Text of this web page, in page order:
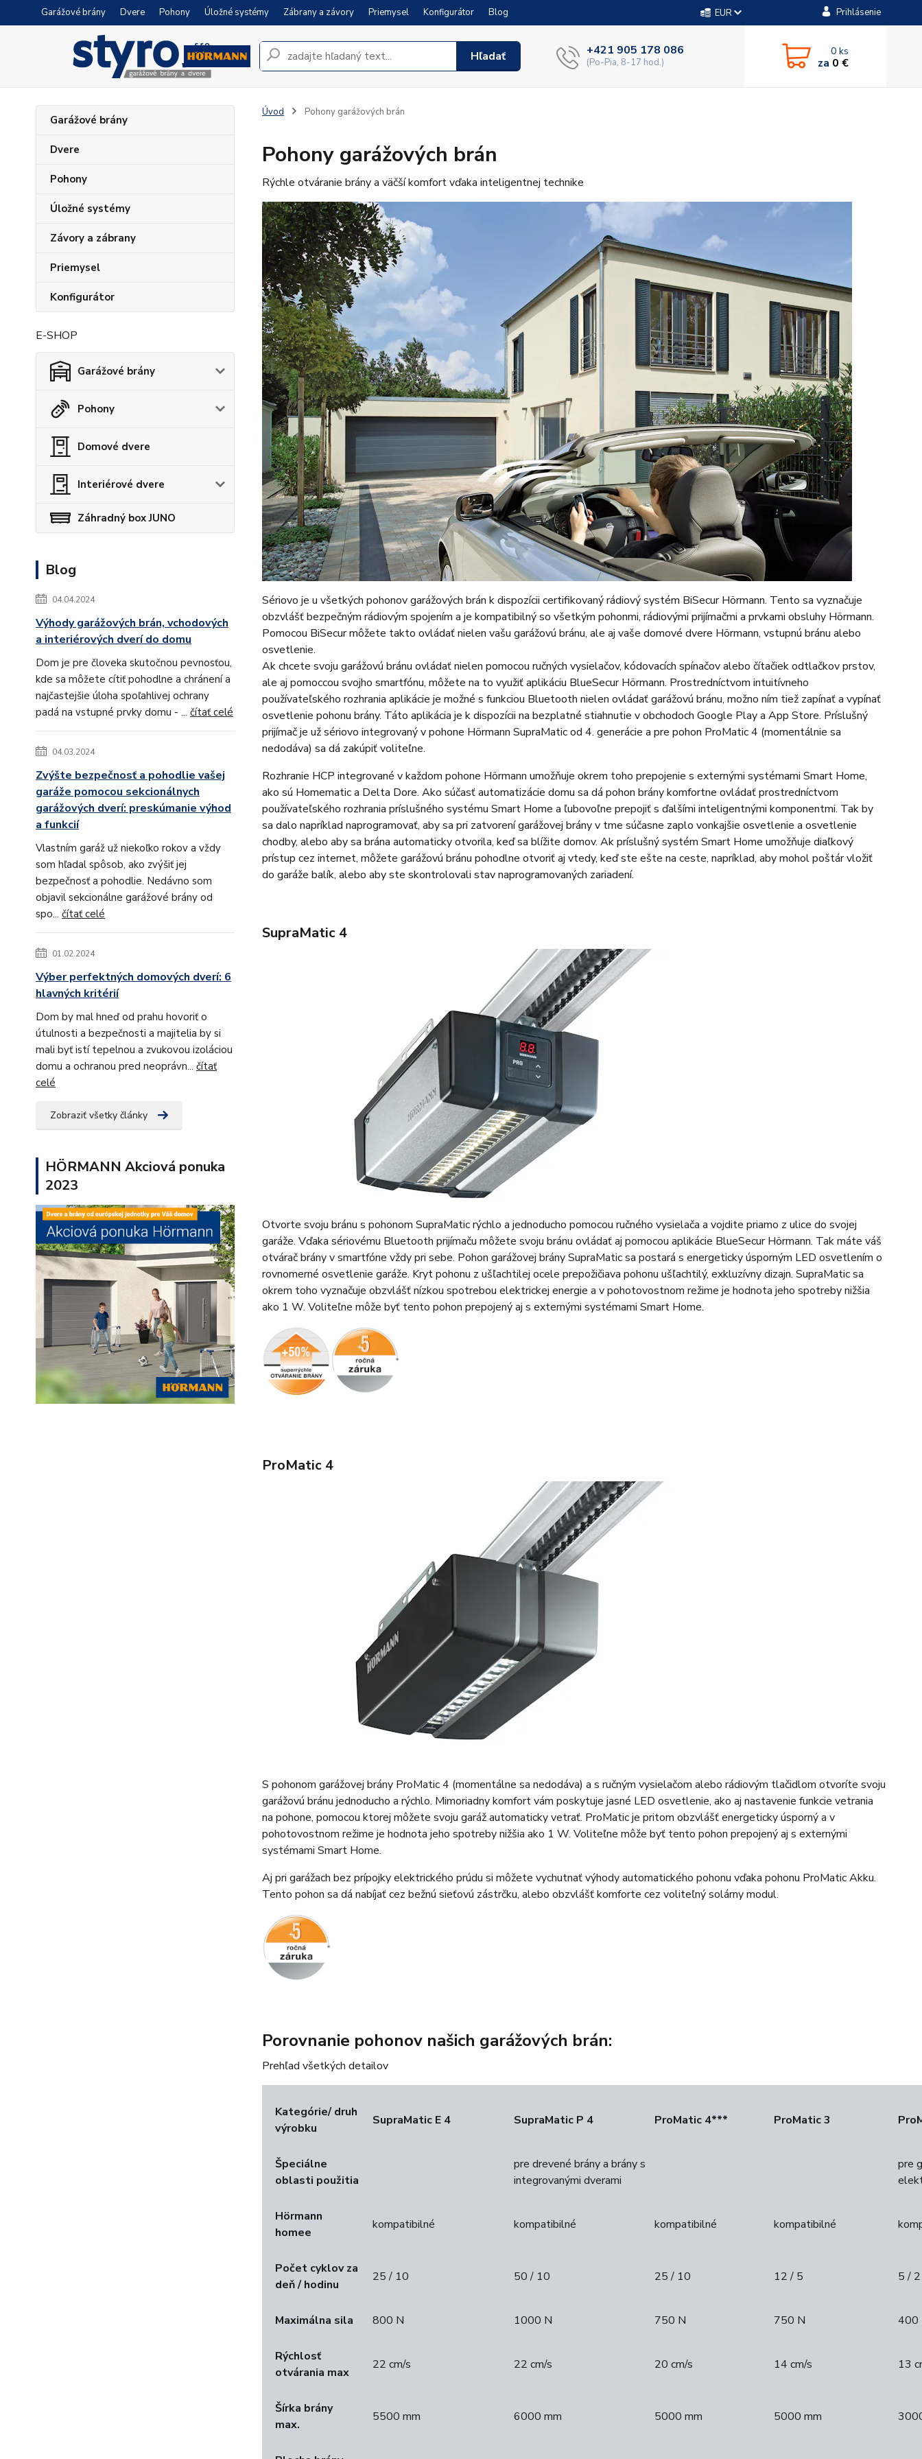
Garážové brány Dvere Pohony Úložné systémy Zábrany a závory Priemysel Konfigurátor Blog EUR Prihlásenie
Hľadať +421 905 178 086
(Po-Pia, 8-17 hod.)
0ks
za 0 €
Garážové brány
Dvere
Pohony
Úložné systémy
Závory a zábrany
Priemysel
Konfigurátor
E-SHOP
Garážové brány
Pohony
Domové dvere
Interiérové dvere
Záhradný box JUNO
Blog
04.04.2024
Výhody garážových brán, vchodových
a interiérových dverí do domu
Dom je pre človeka skutočnou pevnosťou,
kde sa môžete cítiť pohodlne a chránení a
najčastejšie úloha spoľahlivej ochrany
padá na vstupné prvky domu - ... čítať celé
04.03.2024
Zvýšte bezpečnosť a pohodlie vašej
garáže pomocou sekcionálnych
garážových dverí: preskúmanie výhod
a funkcií
Vlastním garáž už niekoľko rokov a vždy
som hľadal spôsob, ako zvýšiť jej
bezpečnosť a pohodlie. Nedávno som
objavil sekcionálne garážové brány od
spo... čítať celé
01.02.2024
Výber perfektných domových dverí: 6
hlavných kritérií
Dom by mal hneď od prahu hovoriť o
útulnosti a bezpečnosti a majitelia by si
mali byť istí tepelnou a zvukovou izoláciou
domu a ochranou pred neoprávn... čítať
celé
Zobraziť všetky články
HÖRMANN Akciová ponuka
2023
Úvod Pohony garážových brán
Pohony garážových brán
Rýchle otváranie brány a väčší komfort vďaka inteligentnej technike
Sériovo je u všetkých pohonov garážových brán k dispozícii certifikovaný rádiový systém BiSecur Hörmann. Tento sa vyznačuje
obzvlášť bezpečným rádiovým spojením a je kompatibilný so všetkým pohonmi, rádiovými prijímačmi a prvkami obsluhy Hörmann.
Pomocou BiSecur môžete takto ovládať nielen vašu garážovú bránu, ale aj vaše domové dvere Hörmann, vstupnú bránu alebo
osvetlenie.
Ak chcete svoju garážovú bránu ovládať nielen pomocou ručných vysielačov, kódovacích spínačov alebo čítačiek odtlačkov prstov,
ale aj pomoccou svojho smartfónu, môžete na to využiť aplikáciu BlueSecur Hörmann. Prostredníctvom intuitívneho
používateľského rozhrania aplikácie je možné s funkciou Bluetooth nielen ovládať garážovú bránu, možno ním tiež zapínať a vypínať
osvetlenie pohonu brány. Táto aplikácia je k dispozícii na bezplatné stiahnutie v obchodoch Google Play a App Store. Príslušný
prijímač je už sériovo integrovaný v pohone Hörmann SupraMatic od 4. generácie a pre pohon ProMatic 4 (momentálnie sa
nedodáva) sa dá zakúpiť voliteľne.
Rozhranie HCP integrované v každom pohone Hörmann umožňuje okrem toho prepojenie s externými systémami Smart Home,
ako sú Homematic a Delta Dore. Ako súčasť automatizácie domu sa dá pohon brány komfortne ovládať prostredníctvom
používateľského rozhrania príslušného systému Smart Home a ľubovoľne prepojiť s ďalšími inteligentnými komponentmi. Tak by
sa dalo napríklad naprogramovať, aby sa pri zatvorení garážovej brány v tme súčasne zaplo vonkajšie osvetlenie a osvetlenie
chodby, alebo aby sa brána automaticky otvorila, keď sa blížite domov. Ak príslušný systém Smart Home umožňuje diaľkový
prístup cez internet, môžete garážovú bránu pohodlne otvoriť aj vtedy, keď ste ešte na ceste, napríklad, aby mohol poštár vložiť
do garáže balík, alebo aby ste skontrolovali stav naprogramovaných zariadení.
SupraMatic 4
Otvorte svoju bránu s pohonom SupraMatic rýchlo a jednoducho pomocou ručného vysielača a vojdite priamo z ulice do svojej
garáže. Vďaka sériovému Bluetooth prijímaču môžete svoju bránu ovládať aj pomocou aplikácie BlueSecur Hörmann. Tak máte váš
otvárač brány v smartfóne vždy pri sebe. Pohon garážovej brány SupraMatic sa postará s energeticky úsporným LED osvetlením o
rovnomerné osvetlenie garáže. Kryt pohonu z ušľachtilej ocele prepožičiava pohonu ušľachtilý, exkluzívny dizajn. SupraMatic sa
okrem toho vyznačuje obzvlášť nízkou spotrebou elektrickej energie a v pohotovostnom režime je hodnota jeho spotreby nižšia
ako 1 W. Voliteľne môže byť tento pohon prepojený aj s externými systémami Smart Home.
ProMatic 4
S pohonom garážovej brány ProMatic 4 (momentálne sa nedodáva) a s ručným vysielačom alebo rádiovým tlačidlom otvoríte svoju
garážovú bránu jednoducho a rýchlo. Mimoriadny komfort vám poskytuje jasné LED osvetlenie, ako aj nastavenie funkcie vetrania
na pohone, pomocou ktorej môžete svoju garáž automaticky vetrať. ProMatic je pritom obzvlášť energeticky úsporný a v
pohotovostnom režime je hodnota jeho spotreby nižšia ako 1 W. Voliteľne môže byť tento pohon prepojený aj s externými
systémami Smart Home.
Aj pri garážach bez prípojky elektrického prúdu si môžete vychutnať výhody automatického pohonu vďaka pohonu ProMatic Akku.
Tento pohon sa dá nabíjať cez bežnú sieťovú zástrčku, alebo obzvlášť komforte cez voliteľný solárny modul.
Porovnanie pohonov našich garážových brán:
Prehľad všetkých detailov
Kategórie/ druh
výrobku
SupraMatic E 4 SupraMatic P 4 ProMatic 4*** ProMatic 3
Špeciálne
oblasti použitia
pre drevené brány a brány s
integrovanými dverami
pre
Hörmann
homee
kompatibilné kompatibilné kompatibilné kompatibilné
Počet cyklov za
deň / hodinu
25 / 10 50 / 10 25 / 10 12 / 5 5 / 2
Maximálna sila 800 N 1000 N 750 N 750 N 400
Rýchlosť
otvárania max
22 cm/s 22 cm/s 20 cm/s 14 cm/s 13
Šírka brány
max.
5500 mm 6000 mm 5000 mm 5000 mm